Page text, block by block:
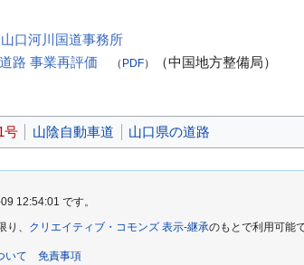
口河川国道事務所
路 事業再評価
（ PDF）
（中国地方整備局）
号 山陰自動車道 山口県の道路
12:54:01 です。
、 クリエイティブ・コモンズ 表示-継承のもとで利用可能で
いて 免責事項